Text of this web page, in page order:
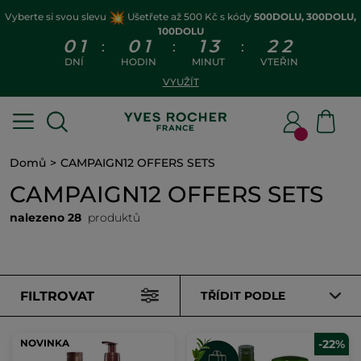
Vyberte si svou slevu Ušetřete až 500 Kč s kódy 500DOLU, 300DOLU,
100DOLU
0 1
DNÍ
: 0 1
HODIN
: 1 3
MINUT
: 2 2
VTEŘIN
VYUŽÍT
Domů CAMPAIGN12 OFFERS SETS
CAMPAIGN12 OFFERS SETS
nalezeno 28 produktů
FILTROVAT TŘÍDIT PODLE
NOVINKA -22%